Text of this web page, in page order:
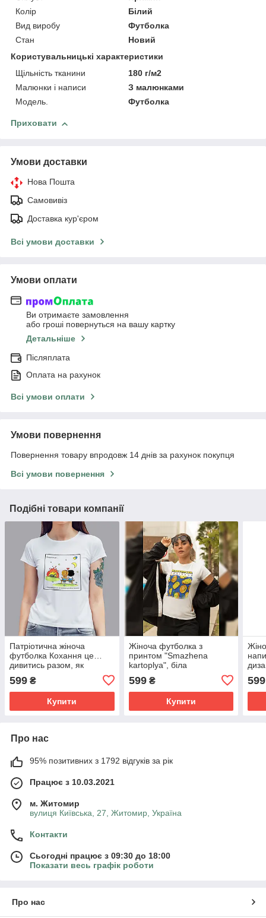
Колір
Білий
Вид виробу
Футболка
Стан
Новий
Користувальницькі характеристики
Щільність тканини
180 г/м2
Малюнки і написи
З малюнками
Мoдель.
Футболка
Приховати
Умови доставки
Нова Пошта
Самовивіз
Доставка кур'єром
Всі умови доставки
Умови оплати
Ви отримаєте замовлення
або гроші повернуться на вашу картку
Детальніше
Післяплата
Оплата на рахунок
Всі умови оплати
Умови повернення
Повернення товару впродовж 14 днів за рахунок покупця
Всі умови повернення
Подібні товари компанії
Патріотична жіноча
футболка Кохання це…
дивитись разом, як
палають російські танки,
біла
599 ₴
Купити
Жіноча футболка з
принтом "Smazhena
kartoplya", біла
599₴
Купити
599
Про нас
95% позитивних з 1792 відгуків за рік
Працює з 10.03.2021
м. Житомир
вулиця Київська, 27, Житомир, Україна
Контакти
Сьогодні працює з 09:30 до 18:00
Показати весь графік роботи
Про нас